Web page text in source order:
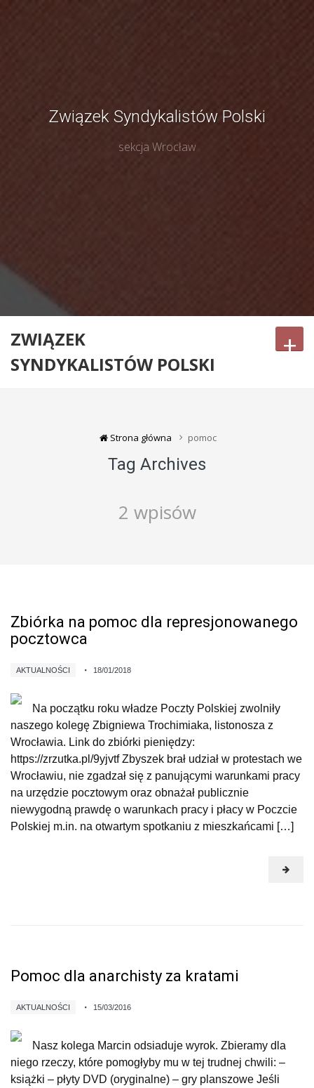
Związek Syndykalistów Polski
sekcja Wrocław
ZWIĄZEK
SYNDYKALISTÓW POLSKI
+
Strona główna pomoc
Tag Archives
2 wpisów
Zbiórka na pomoc dla represjonowanego
pocztowca
AKTUALNOŚCI 18/01/2018
Na początku roku władze Poczty Polskiej zwolniły
naszego kolegę Zbigniewa Trochimiaka, listonosza z
Wrocławia. Link do zbiórki pieniędzy:
https://zrzutka.pl/9yjvtf Zbyszek brał udział w protestach we
Wrocławiu, nie zgadzał się z panującymi warunkami pracy
na urzędzie pocztowym oraz obnażał publicznie
niewygodną prawdę o warunkach pracy i płacy w Poczcie
Polskiej m.in. na otwartym spotkaniu z mieszkańcami […]
Pomoc dla anarchisty za kratami
AKTUALNOŚCI 15/03/2016
Nasz kolega Marcin odsiaduje wyrok. Zbieramy dla
niego rzeczy, które pomogłyby mu w tej trudnej chwili: –
książki – płyty DVD (oryginalne) – gry planszowe Jeśli